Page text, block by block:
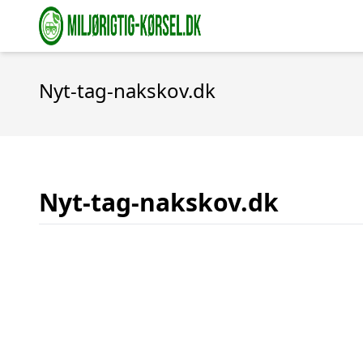
Nyt-tag-nakskov.dk
Nyt-tag-nakskov.dk